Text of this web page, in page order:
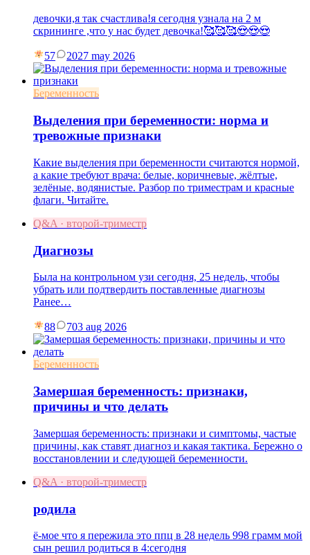
девочки,я так счастлива!я сегодня узнала на 2 м
скрининге ,что у нас будет девочка!🥰🥰🥰😍😍😍
57 2027 may 2026
Беременность
Выделения при беременности: норма и
тревожные признаки
Какие выделения при беременности считаются нормой,
а какие требуют врача: белые, коричневые, жёлтые,
зелёные, водянистые. Разбор по триместрам и красные
флаги. Читайте.
Q&A · второй-триместр
Диагнозы
Была на контрольном узи сегодня, 25 недель, чтобы
убрать или подтвердить поставленные диагнозы
Ранее…
88 703 aug 2026
Беременность
Замершая беременность: признаки,
причины и что делать
Замершая беременность: признаки и симптомы, частые
причины, как ставят диагноз и какая тактика. Бережно о
восстановлении и следующей беременности.
Q&A · второй-триместр
родила
ё-мое что я пережила это ппц в 28 недель 998 грамм мой
сын решил родиться в 4:сегодня